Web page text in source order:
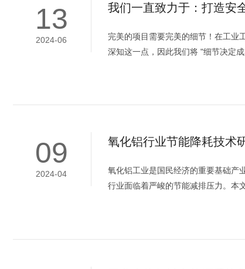
13
2024-06
我们一直致力于：打造安
完美的项目需要完美的细节！在工业
深知这一点，因此我们将 "细节决定
09
2024-04
氧化铝行业节能降耗技术
氧化铝工业是国民经济的重要基础产
行业面临着严峻的节能减排压力。本